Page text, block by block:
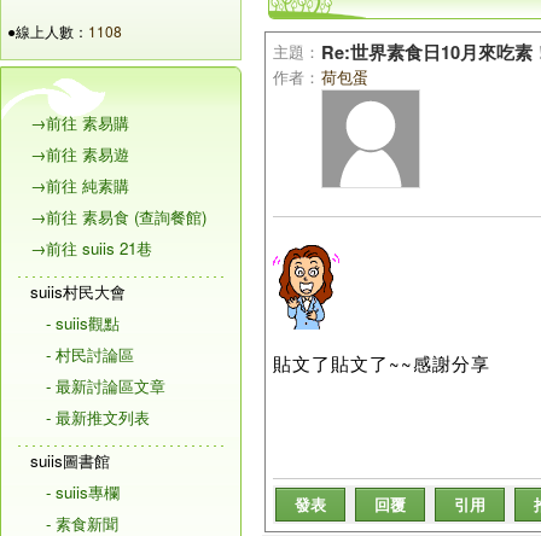
●線上人數： 1108
→前往 素易購
→前往 素易遊
→前往 純素購
→前往 素易食 (查詢餐館)
→前往 suiis 21巷
suiis村民大會
- suiis觀點
- 村民討論區
- 最新討論區文章
- 最新推文列表
suiis圖書館
- suiis專欄
- 素食新聞
主題： Re:世界素食日10月來吃素
作者： 荷包蛋
貼文了貼文了~~感謝分享
發表 回覆 引用